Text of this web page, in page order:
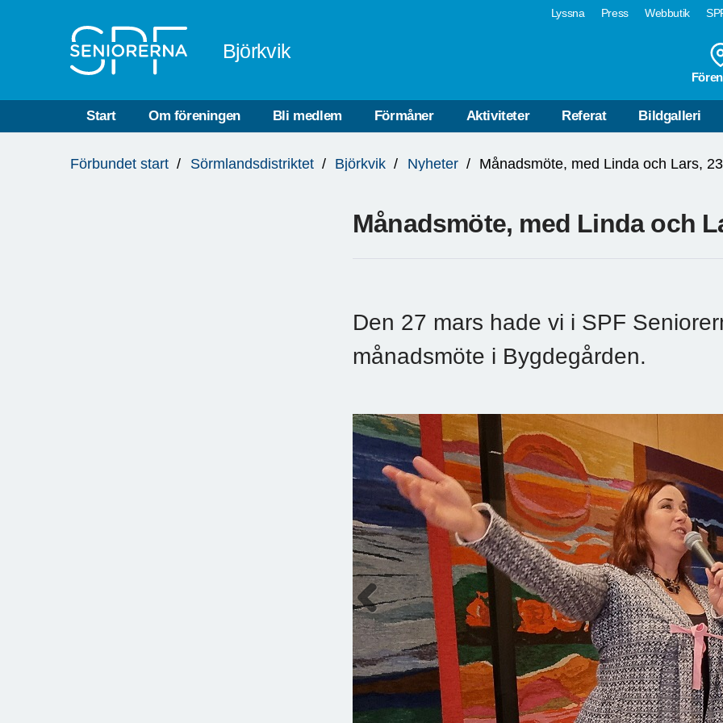
Lyssna Press Webbutik
Björkvik
Start Om föreningen Bli medlem Förmåner Aktiviteter Referat Bildgalleri
är
Förbundet start Sörmlandsdistriktet Björkvik Nyheter
Månadsmöte, med Linda och
Den 27 mars hade vi i SPF
månadsmöte i Bygdegården.
Previous